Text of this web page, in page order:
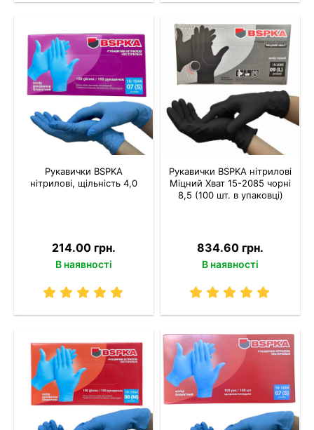
Рукавички BSPKA
нітрилові, щільність 4,0
214.00 грн.
В наявності
Рукавички BSPKA нітрилові
Міцний Хват 15-2085 чорні
8,5 (100 шт. в упаковці)
834.60 грн.
В наявності